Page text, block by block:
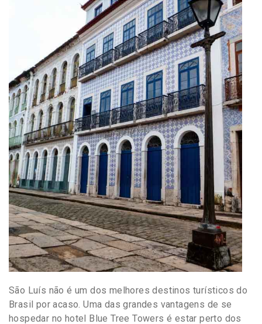
São Luís não é um dos melhores destinos turísticos do
Brasil por acaso. Uma das grandes vantagens de se
hospedar no hotel Blue Tree Towers é estar perto dos